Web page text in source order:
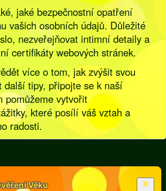
jaké bezpečnostní opatření
vašich osobních údajů. Důležité
nezveřejňovat intimní detaily a
certifikáty webových stránek.
více o tom, jak zvýšit svou
další tipy, připojte se k naší
pomůžeme vytvořit
které posílí váš vztah a
radosti.
]
Věku